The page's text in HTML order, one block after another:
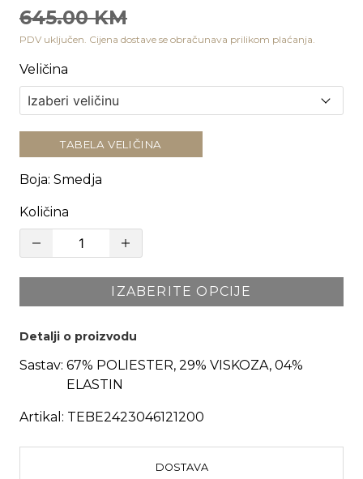
645.00 KM
PDV uključen. Cijena dostave se obračunava prilikom plaćanja.
Veličina
TABELA VELIČINA
Boja: Smedja
Količina
IZABERITE OPCIJE
Detalji o proizvodu
Sastav: 67% POLIESTER, 29% VISKOZA, 04%
ELASTIN
Artikal: TEBE2423046121200
DOSTAVA